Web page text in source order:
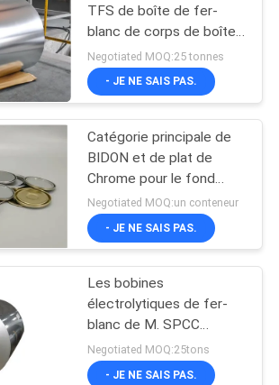
imprimé
Tin Plate
TFS de boîte de fer-
blanc de corps de boîte
de peinture de T3BA
T4BA 0.20mm 0.23mm
Negotiated MOQ:25 tonnes
- JE NE SAIS PAS.
Catégorie principale de
BIDON et de plat de
Chrome pour le fond
rond de bidon de
couvercle de fer-blanc
de Tin Can Top en métal
Negotiated MOQ:un conteneur
- JE NE SAIS PAS.
Les bobines
électrolytiques de fer-
blanc de M. SPCC
0.17mm Tin Plated Steel
couvrent SPTE TFS
Negotiated MOQ:25tons
- JE NE SAIS PAS.